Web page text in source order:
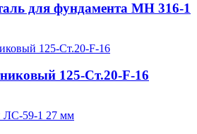
для фундамента МН 316-1
125-Ст.20-F-16